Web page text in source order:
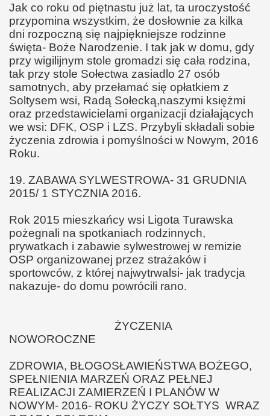
Jak co roku od piętnastu już lat, ta uroczystość
przypomina wszystkim, że dosłownie za kilka
dni rozpoczną się najpiękniejsze rodzinne
święta- Boże Narodzenie. I tak jak w domu, gdy
przy wigilijnym stole gromadzi się cała rodzina,
tak przy stole Sołectwa zasiadlo 27 osób
samotnych, aby przełamać się opłatkiem z
Soltysem wsi, Radą Sołecką,naszymi księżmi
oraz przedstawicielami organizacji działających
we wsi: DFK, OSP i LZS. Przybyli składali sobie
życzenia zdrowia i pomyślności w Nowym, 2016
Roku.
19. ZABAWA SYLWESTROWA- 31 GRUDNIA
2015/ 1 STYCZNIA 2016.
Rok 2015 mieszkańcy wsi Ligota Turawska
pożegnali na spotkaniach rodzinnych,
prywatkach i zabawie sylwestrowej w remizie
OSP organizowanej przez strażaków i
sportowców, z której najwytrwalsi- jak tradycja
nakazuje- do domu powrócili rano.
ŻYCZENIA
NOWOROCZNE
ZDROWIA, BŁOGOSŁAWIEŃSTWA BOŻEGO,
SPEŁNIENIA MARZEŃ ORAZ PEŁNEJ
REALIZACJI ZAMIERZEŃ I PLANÓW W
NOWYM- 2016- ROKU ŻYCZY SOŁTYS WRAZ